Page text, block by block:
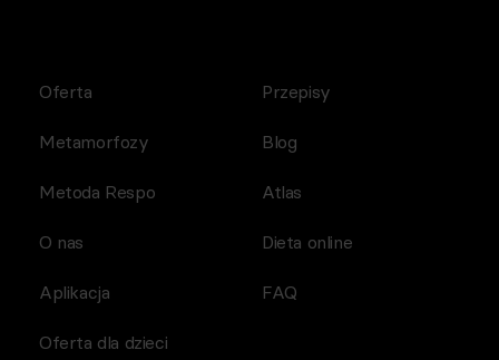
Oferta
Metamorfozy
Metoda Respo
O nas
Aplikacja
Przepisy
Blog
Atlas
Dieta online
FAQ
Oferta dla dzieci